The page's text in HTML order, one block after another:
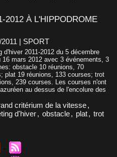
2012 À L'HIPPODROME
| SPORT
d'hiver 2011-2012 du 5 décembre
16 mars 2012 avec 3 événements, 3
obstacle 10 réunions, 70
plat 19 réunions, 133 courses; trot
239 courses. Les courses n'ont
au dessus de l'encolure des
critérium de la vitesse,
d'hiver, obstacle, plat, trot